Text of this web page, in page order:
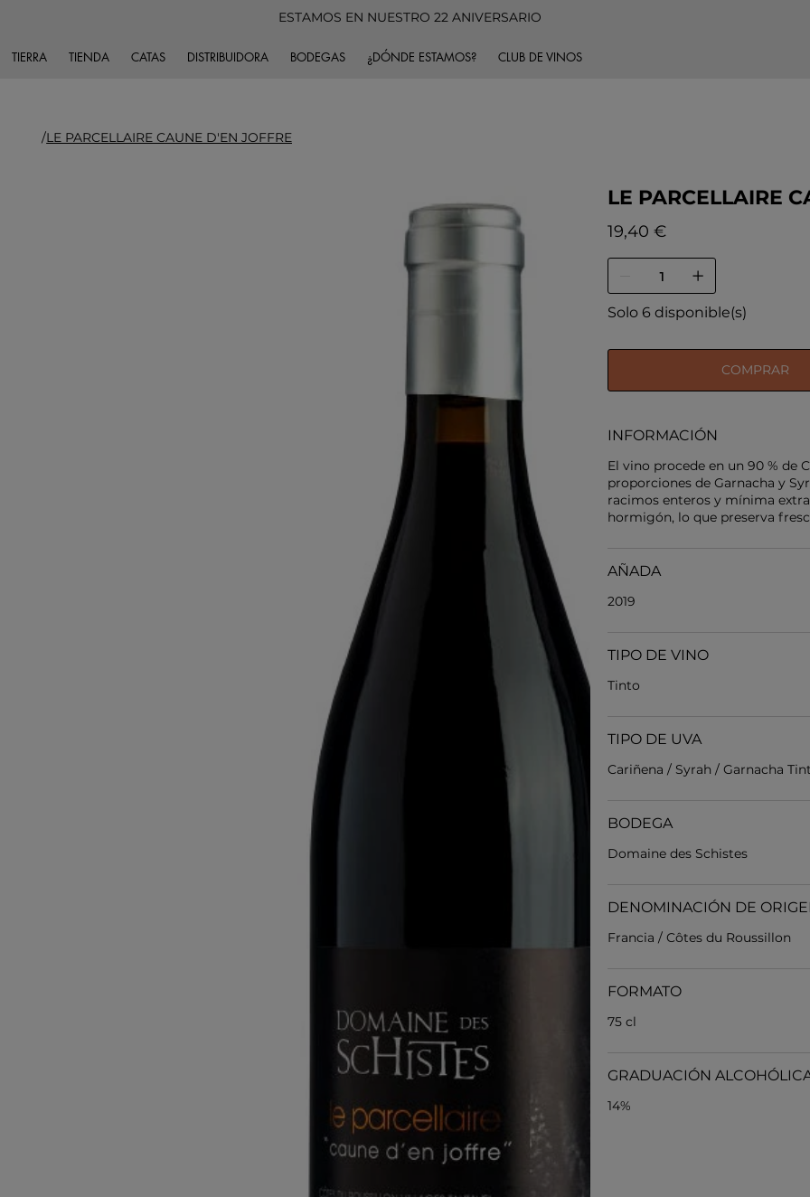
ESTAMOS EN NUESTRO 22 ANIVERSARIO
TIERRA TIENDA CATAS DISTRIBUIDORA BODEGAS ¿DÓNDE ESTAMOS? CLUB DE VINOS
/LE PARCELLAIRE CAUNE D'EN JOFFRE
LE PARCELLAIRE
Precio
19,40 €
Solo 6 disponible(s)
COMPRAR
INFORMACIÓN
El vino procede en un 90 % de
proporciones de Garnacha y
racimos enteros y mínima
hormigón, lo que preserva
AÑADA
2019
TIPO DE VINO
Tinto
TIPO DE UVA
Cariñena / Syrah / Garnacha
BODEGA
Domaine des Schistes
DENOMINACIÓN DE
Francia / Côtes du Roussillon
FORMATO
75 cl
GRADUACIÓN
14%